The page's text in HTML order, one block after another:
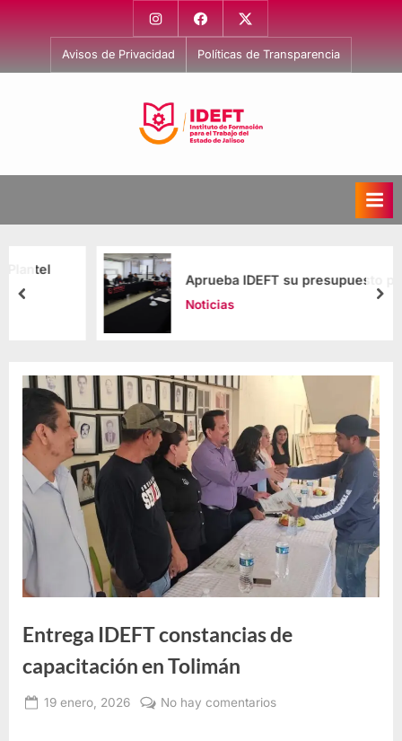
Avisos de Privacidad Políticas de Transparencia
t
u
d
e
F
o
r
m
c
i
n
p
para
Aprueba IDEFT su presupuesto para 2026
Noticias
Entrega IDEFT constancias de
capacitación en Tolimán
19 enero, 2026
No hay comentarios